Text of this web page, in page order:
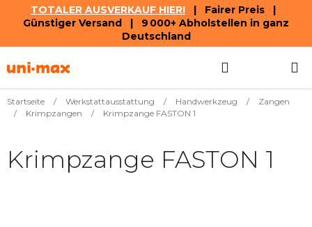
TOTALER AUSVERKAUF HIER! | Fairer Preis |
Günstiger Versand | 9 000+ Abholstellen in ganz
Deutschland
Inhalt
Startseite / Werkstattausstattung / Handwerkzeug /
Zangen
/
Krimpzangen / Krimpzange FASTON 1
Krimpzange FASTON 1